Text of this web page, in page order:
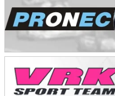
KDO - F6
Ciudad de Trenque Lauquen (Asfalto)
Trenque Lauquen (Buenos Aires)
ENTRERRIANO - F6 (POSTERGADA)
Villaguay (Entre Ríos)
VICTORIENSE - F7